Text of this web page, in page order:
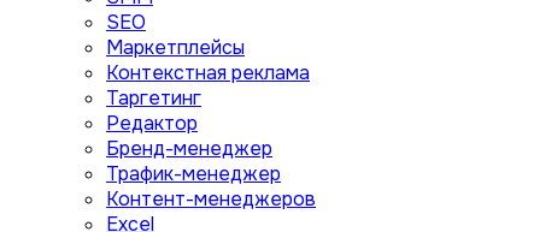
SEO
Маркетплейсы
Контекстная реклама
Таргетинг
Редактор
Бренд-менеджер
Трафик-менеджер
Контент-менеджеров
Excel